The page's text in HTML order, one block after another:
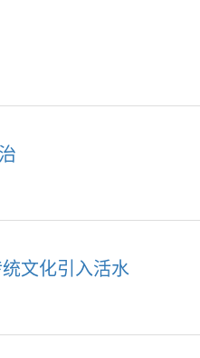
文化引入活水